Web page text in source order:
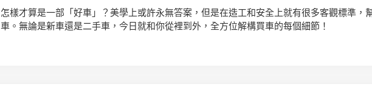
怎樣才算是一部「好車」？美學上或許永無答案，但是在造工和安全上就有很多客觀標準，
車。無論是新車還是二手車，今日就和你從裡到外，全方位解構買車的每個細節！